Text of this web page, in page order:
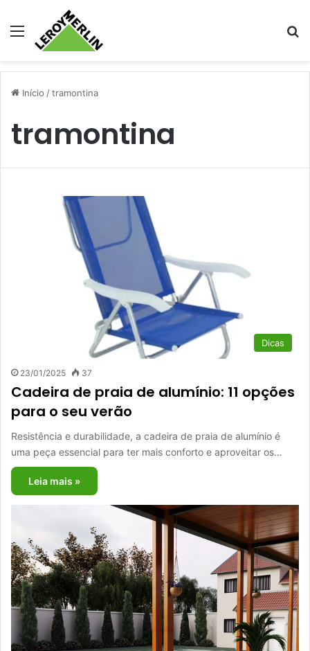
Menu
Início /tramontina
tramontina
Dicas
23/01/2025 37
Cadeira de praia de alumínio: 11 opções
para o seu verão
Resistência e durabilidade, a cadeira de praia de alumínio é
uma peça essencial para ter mais conforto e aproveitar os…
Leia mais »